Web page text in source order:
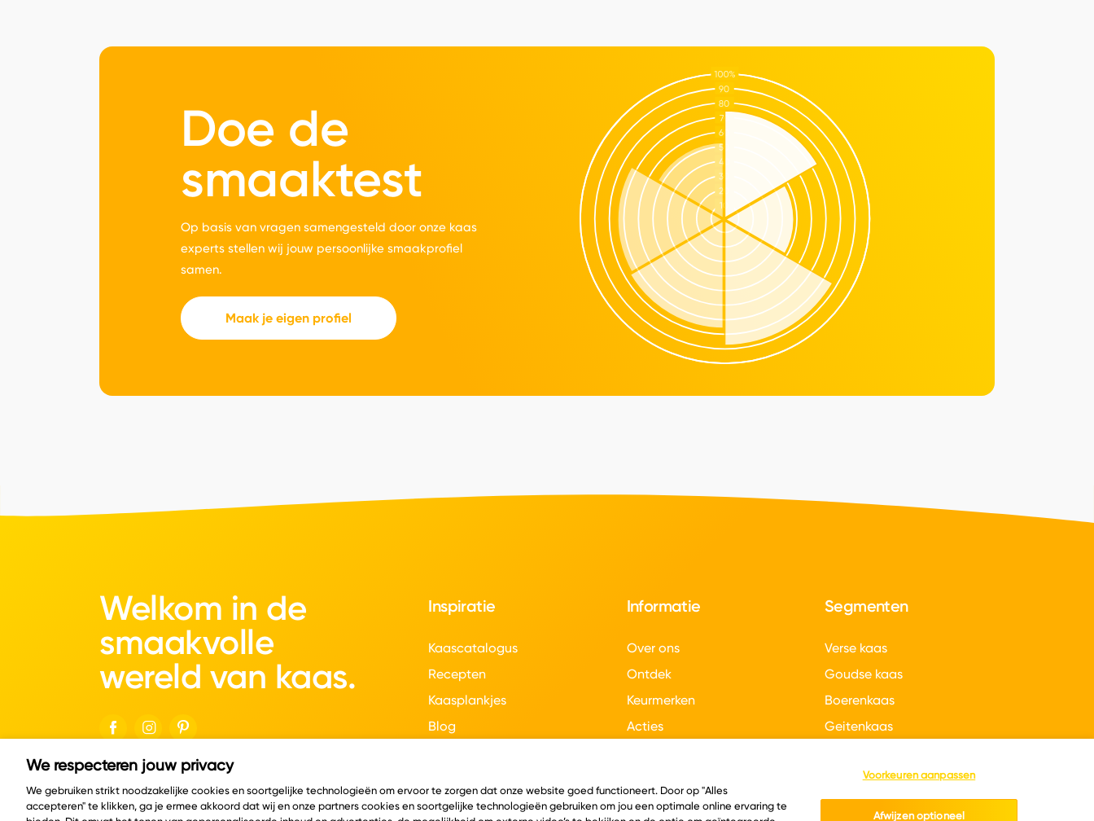
Doe de
smaaktest
Op basis van vragen samengesteld door onze kaas
experts stellen wij jouw persoonlijke smaakprofiel
samen.
Maak je eigen profiel
Welkom in de
smaakvolle
wereld van kaas.
© Copyright 2026 Velder
Inspiratie
Kaascatalogus
Recepten
Kaasplankjes
Blog
Informatie
Over ons
Ontdek
Keurmerken
Acties
Segmenten
Verse kaas
Goudse kaas
Boerenkaas
Geitenkaas
We respecteren jouw privacy
We gebruiken strikt noodzakelijke cookies en soortgelijke technologieën om ervoor te zorgen dat onze website goed functioneert. Door op "Alles
accepteren" te klikken, ga je ermee akkoord dat wij en onze partners cookies en soortgelijke technologieën gebruiken om jou een optimale online ervaring te
Voorkeuren aanpassen
Afwijzen optioneel